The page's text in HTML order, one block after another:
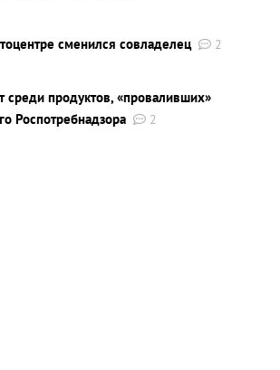
сменился совладелец
2
среди продуктов, «проваливших»
Роспотребнадзора
2